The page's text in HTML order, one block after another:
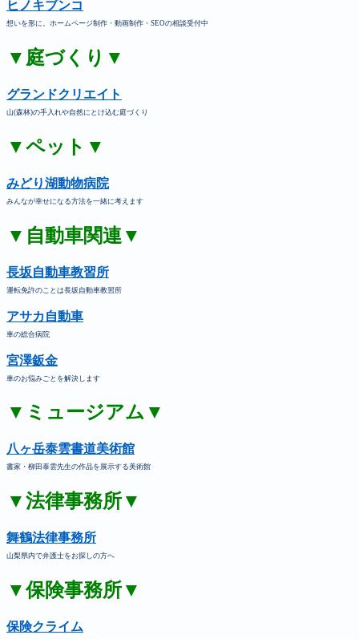
ヒノキブンコ
想いを形に。ホームページ制作・動画制作・SEOの相談受付中
▼庭づくり▼
グランドクリエイト
山(森林)の手入れや自然にとけ込む庭づくり
▼ペット▼
みどり湖動物病院
みんなが幸せになる方法を一緒に考えます
▼自動車関連▼
長坂自動車教習所
運転免許のことは長坂自動車教習所
アサカ自動車
車の総合病院
宮澤鈑金
車のお悩みごとを解決します
▼ミュージアム▼
八ヶ岳泰雲書道美術館
書家・柳田泰雲先生の作品を展示する美術館
▼法律事務所▼
舞鶴法律事務所
山梨県内で弁護士をお探しの方へ
▼保険事務所▼
保険クライム